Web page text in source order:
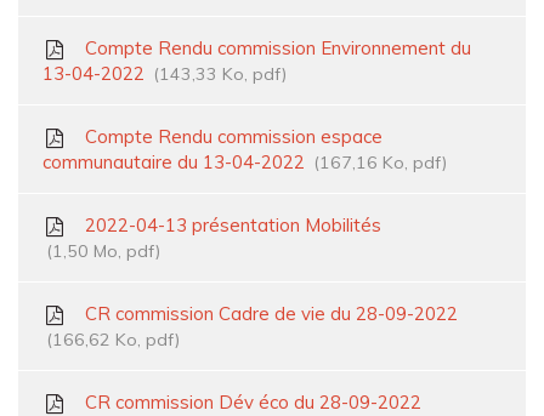
Compte Rendu commission Environnement du
13-04-2022
143,33 Ko, pdf
Compte Rendu commission espace
communautaire du 13-04-2022
167,16 Ko, pdf
2022-04-13 présentation Mobilités
1,50 Mo, pdf
CR commission Cadre de vie du 28-09-2022
166,62 Ko, pdf
CR commission Dév éco du 28-09-2022